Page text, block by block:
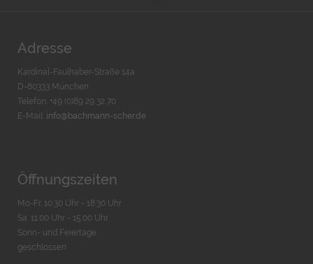
Adresse
Kardinal-Faulhaber-Straße 14a
D-80333 München
Telefon: +49 (0)89 29 32 70
E-Mail: info@bachmann-scher.de
Öffnungszeiten
Mo-Fr. 10:30 Uhr - 18:30 Uhr
Sa. 11:00 Uhr - 15.00 Uhr
Sonn- und Feiertage
geschlossen